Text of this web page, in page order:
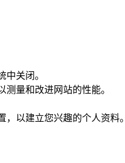
中关闭。
测量和改进网站的性能。
，以建立您兴趣的个人资料。